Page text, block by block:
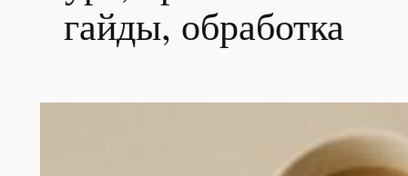
гайды, обработка